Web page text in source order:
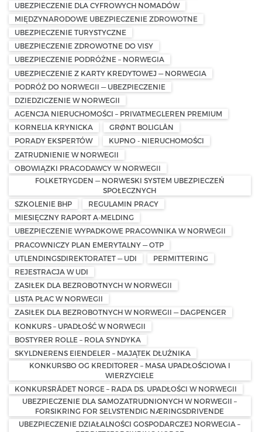
UBEZPIECZENIE DLA CYFROWYCH NOMADÓW
MIĘDZYNARODOWE UBEZPIECZENIE ZDROWOTNE
UBEZPIECZENIE TURYSTYCZNE
UBEZPIECZENIE ZDROWOTNE DO VISY
UBEZPIECZENIE PODRÓŻNE – NORWEGIA
UBEZPIECZENIE Z KARTY KREDYTOWEJ — NORWEGIA
PODRÓŻ DO NORWEGII — UBEZPIECZENIE
DZIEDZICZENIE W NORWEGII
AGENCJA NIERUCHOMOŚCI – PRIVATMEGLEREN PREMIUM
KORNELIA KRYNICKA
GRØNT BOLIGLÅN
PORADY EKSPERTÓW
KUPNO - NIERUCHOMOŚCI
ZATRUDNIENIE W NORWEGII
OBOWIĄZKI PRACODAWCY W NORWEGII
FOLKETRYGDEN — NORWESKI SYSTEM UBEZPIECZEŃ
SPOŁECZNYCH
SZKOLENIE BHP
REGULAMIN PRACY
MIESIĘCZNY RAPORT A-MELDING
UBEZPIECZENIE WYPADKOWE PRACOWNIKA W NORWEGII
PRACOWNICZY PLAN EMERYTALNY — OTP
UTLENDINGSDIREKTORATET — UDI
PERMITTERING
REJESTRACJA W UDI
ZASIŁEK DLA BEZROBOTNYCH W NORWEGII
LISTA PŁAC W NORWEGII
ZASIŁEK DLA BEZROBOTNYCH W NORWEGII — DAGPENGER
KONKURS – UPADŁOŚĆ W NORWEGII
BOSTYRER ROLLE – ROLA SYNDYKA
SKYLDNERENS EIENDELER – MAJĄTEK DŁUŻNIKA
KONKURSBO OG KREDITORER – MASA UPADŁOŚCIOWA I
WIERZYCIELE
KONKURSRÅDET NORGE – RADA DS. UPADŁOŚCI W NORWEGII
UBEZPIECZENIE DLA SAMOZATRUDNIONYCH W NORWEGII –
FORSIKRING FOR SELVSTENDIG NÆRINGSDRIVENDE
UBEZPIECZENIE DZIAŁALNOŚCI GOSPODARCZEJ NORWEGIA –